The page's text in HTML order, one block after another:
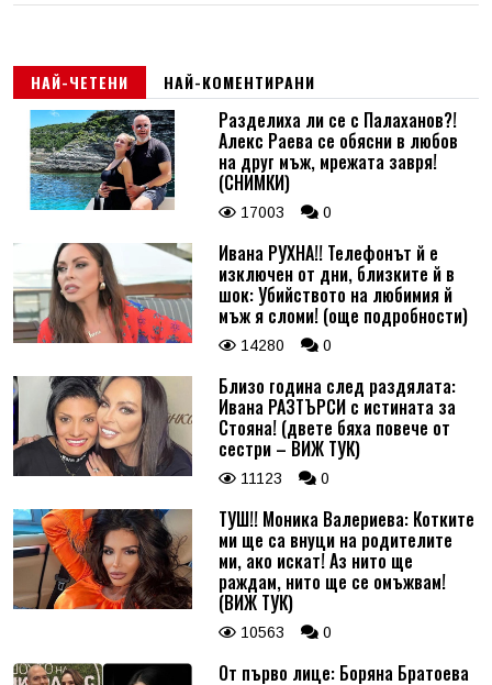
НАЙ-ЧЕТЕНИ НАЙ-КОМЕНТИРАНИ
Разделиха ли се с Палаханов?!
Алекс Раева се обясни в любов
на друг мъж, мрежата завря!
(СНИМКИ)
17003 0
Ивана РУХНА!! Телефонът й е
изключен от дни, близките й в
шок: Убийството на любимия й
мъж я сломи! (още подробности)
14280 0
Близо година след раздялата:
Ивана РАЗТЪРСИ с истината за
Стояна! (двете бяха повече от
сестри – ВИЖ ТУК)
11123 0
ТУШ!! Моника Валериева: Котките
ми ще са внуци на родителите
ми, ако искат! Аз нито ще
раждам, нито ще се омъжвам!
(ВИЖ ТУК)
10563 0
От първо лице: Боряна Братоева